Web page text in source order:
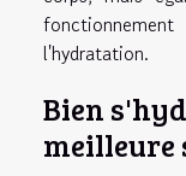
l'hydratation.
Bien
meilleure